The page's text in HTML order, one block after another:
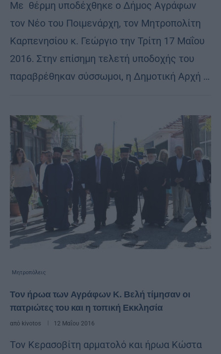
Με θέρμη υποδέχθηκε ο Δήμος Αγράφων
τον Νέο του Ποιμενάρχη, τον Μητροπολίτη
Καρπενησίου κ. Γεώργιο την Τρίτη 17 Μαΐου
2016. Στην επίσημη τελετή υποδοχής του
παραβρέθηκαν σύσσωμοι, η Δημοτική Αρχή …
Μητροπόλεις
Τον ήρωα των Αγράφων Κ. Βελή τίμησαν οι
πατριώτες του και η τοπική Εκκλησία
από kivotos 12 Μαΐου 2016
Τον Κερασοβίτη αρματολό και ήρωα Κώστα